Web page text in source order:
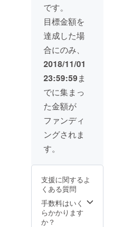
したい
と考え
てるの
だ。 イ
ラスト
は画像
をご参
考まで
に!! ※イ
ラスト
制作に
お時間
を頂
ターン
れる場
合があ
るの
だ。
です。
目標金額を
達成した場
合にのみ、
2018/11/01
23:59:59ま
でに集まっ
た金額が
ファンディ
ングされま
す。
支援に関するよ
くある質問
手数料はいく
らかかります
か？